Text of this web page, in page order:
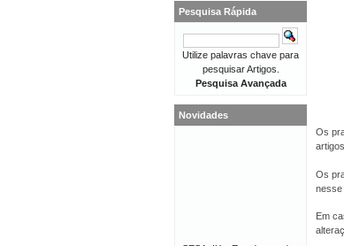
Os
Os
nesse
Em
Pesquisa Rápida
Utilize palavras chave para
pesquisar Artigos.
Pesquisa Avançada
Novidades